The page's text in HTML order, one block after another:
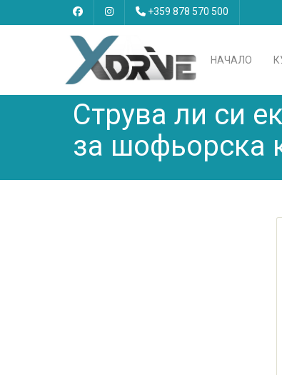
+359 878 570 500
НАЧАЛО
Струва ли си
за шофьорска